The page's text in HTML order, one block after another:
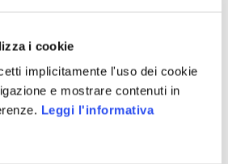
i cookie
implicitamente l'uso dei cookie
e mostrare contenuti in
Leggi l'informativa
acquisizione, ma il fatto che il
non sono composti
da un’immagine, masono
metadati. Quest’ultimi sono
la persona che ha
che ha emesso il badge, i